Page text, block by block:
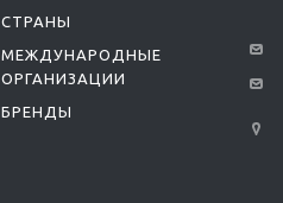
СТРАНЫ
МЕЖДУНАРОДНЫЕ
ОРГАНИЗАЦИИ
БРЕНДЫ